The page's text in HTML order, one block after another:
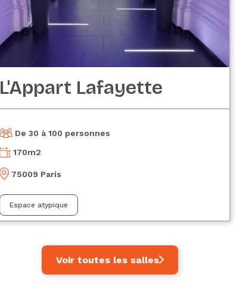
L'Appart Lafayette
De 30 à 100 personnes
170m2
75009 Paris
Espace atypique
Voir toutes les salles